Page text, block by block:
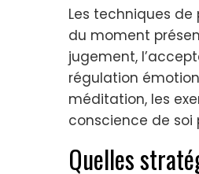
Les techniques
du moment
jugement,
régulation
méditation, les
conscience de soi
Quelles